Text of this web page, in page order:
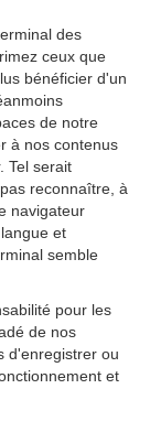
des
ceux que
bénéficier d'un
de notre
à nos contenus
Tel serait
reconnaître, à
navigateur
et
semble
pour les
de nos
d'enregistrer ou
et